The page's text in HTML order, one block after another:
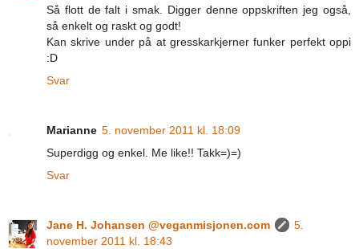
Så flott de falt i smak. Digger denne oppskriften jeg også,
så enkelt og raskt og godt!
Kan skrive under på at gresskarkjerner funker perfekt oppi
:D
Svar
Marianne 5. november 2011 kl. 18:09
Superdigg og enkel. Me like!! Takk=)=)
Svar
Jane H. Johansen @veganmisjonen.com
5.
november 2011 kl. 18:43